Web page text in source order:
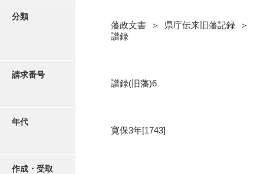
写真・絵はがき
分類
藩政文書 ＞ 県庁伝来旧藩記録 ＞
譜録
請求番号
譜録(旧藩)6
年代
寛保3年[1743]
作成・受取